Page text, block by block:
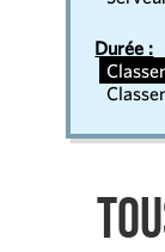
Durée :